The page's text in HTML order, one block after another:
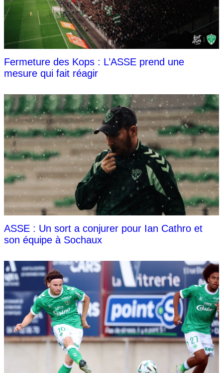
Fermeture des Kops : L’ASSE prend une
mesure qui fait réagir
ASSE : Un sort a conjurer pour Ian Cathro et
son équipe à Sochaux